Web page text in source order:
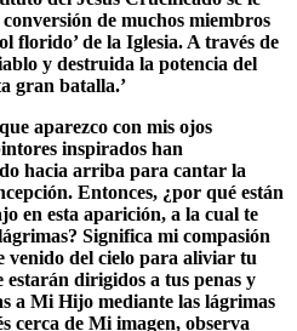
de muchos miembros
florido’ de la Iglesia. A través de
y destruida la potencia del
gran batalla.’
aparezco con mis ojos
inspirados han
hacia arriba para cantar la
Entonces, ¿por qué están
en esta aparición, a la cual te
Significa mi compasión
del cielo para aliviar tu
dirigidos a tus penas y
a Mi Hijo mediante las lágrimas
cerca de Mi imagen, observa